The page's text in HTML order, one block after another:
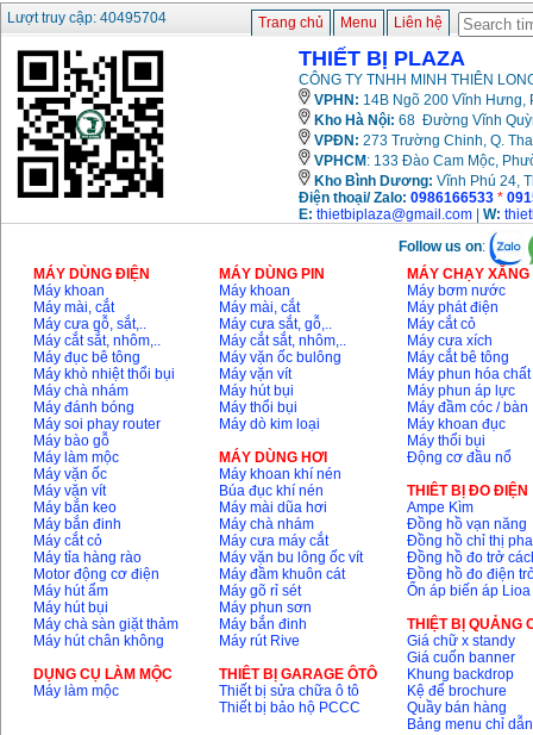
Lượt truy cập: 40495704
Trang chủ Menu Liên hệ
THIẾT BỊ PLAZA
CÔNG TY TNHH MINH THIÊN
VPHN: 14B Ngõ 200 Vĩnh Hưng,
Kho Hà Nội: 68 Đường Vĩnh
VPĐN: 273 Trường Chinh, Q.
VPHCM : 133 Đào Cam Mộc,
Kho Bình Dương: Vĩnh Phú 24,
Điện thoại/ Zalo: 0986166533 *
E: thietbiplaza@gmail.com W:
Follow us on:
MÁY DÙNG ĐIỆN
Máy khoan
Máy mài, cắt
Máy cưa gỗ, sắt,..
Máy cắt sắt, nhôm,..
Máy đục bê tông
Máy khò nhiệt thổi bụi
Máy chà nhám
Máy đánh bóng
Máy soi phay router
Máy bào gỗ
Máy làm mộc
Máy vặn ốc
Máy vặn vít
Máy bắn keo
Máy bắn đinh
Máy cắt cỏ
Máy tỉa hàng rào
Motor động cơ điện
Máy hút ẩm
Máy hút bụi
Máy chà sàn giặt thảm
Máy hút chân không
DỤNG CỤ LÀM MỘC
Máy làm mộc
MÁY DÙNG PIN
Máy khoan
Máy mài, cắt
Máy cưa sắt, gỗ,..
Máy cắt sắt, nhôm,..
Máy vặn ốc bulông
Máy vặn vít
Máy hút bụi
Máy thổi bụi
Máy dò kim loại
MÁY DÙNG HƠI
Máy khoan khí nén
Búa đục khí nén
Máy mài dũa hơi
Máy chà nhám
Máy cưa máy cắt
Máy vặn bu lông ốc vít
Máy đầm khuôn cát
Máy gõ rỉ sét
Máy phun sơn
Máy bắn đinh
Máy rút Rive
THIÊT BỊ GARAGE ÔTÔ
Thiết bị sửa chữa ô tô
Thiết bị bảo hộ PCCC
MÁY CHẠY
Máy bơm nước
Máy phát điện
Máy cắt cỏ
Máy cưa xích
Máy cắt bê tông
Máy phun hóa chất
Máy phun áp lực
Máy đầm cóc / bàn
Máy khoan đục
Máy thổi bụi
Động cơ đầu nổ
THIÊT BỊ ĐO ĐIỆN
Ampe Kìm
Đồng hồ vạn năng
Đồng hồ chỉ thị pha
Đồng hồ đo trở
Đồng hồ đo điện
Ổn áp biến áp Lioa
THIỆT BỊ QUẢNG
Giá chữ x standy
Giá cuốn banner
Khung backdrop
Kệ để brochure
Quầy bán hàng
Bảng menu chỉ dẫn